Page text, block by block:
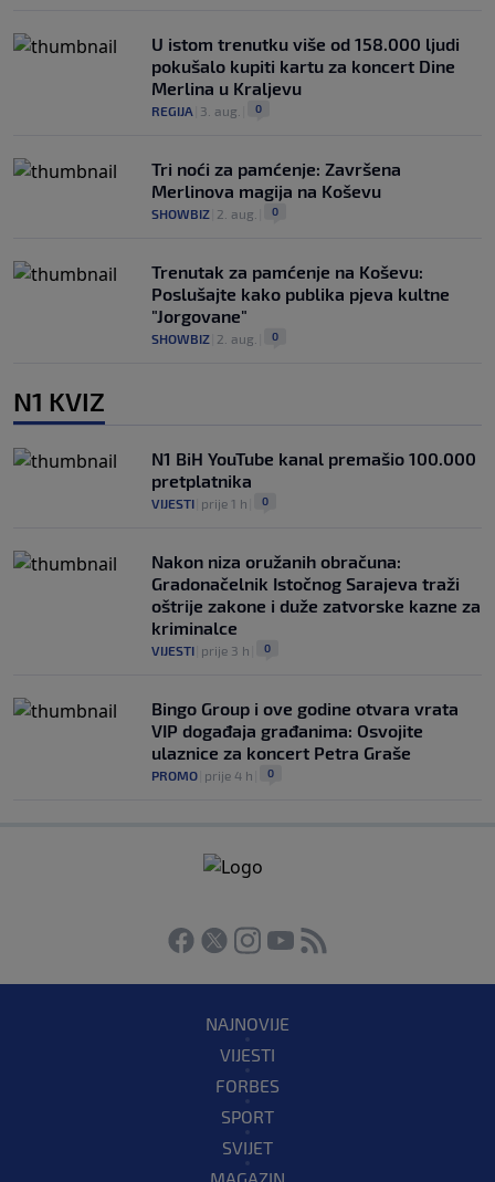
U istom trenutku više od 158.000 ljudi
pokušalo kupiti kartu za koncert Dine
Merlina u Kraljevu
REGIJA 3. aug. 0
Tri noći za pamćenje: Završena
Merlinova magija na Koševu
SHOWBIZ 2. aug. 0
Trenutak za pamćenje na Koševu:
Poslušajte kako publika pjeva kultne
"Jorgovane"
SHOWBIZ 2. aug. 0
N1 KVIZ
N1 BiH YouTube kanal premašio 100.000
pretplatnika
VIJESTI prije 1 h 0
Nakon niza oružanih obračuna:
Gradonačelnik Istočnog Sarajeva traži
oštrije zakone i duže zatvorske kazne za
kriminalce
VIJESTI prije 3 h 0
Bingo Group i ove godine otvara vrata
VIP događaja građanima: Osvojite
ulaznice za koncert Petra Graše
PROMO prije 4 h 0
NAJNOVIJE
VIJESTI
FORBES
SPORT
SVIJET